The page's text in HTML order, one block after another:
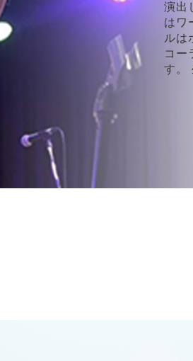
演出
はワ
ルは
コー
す。